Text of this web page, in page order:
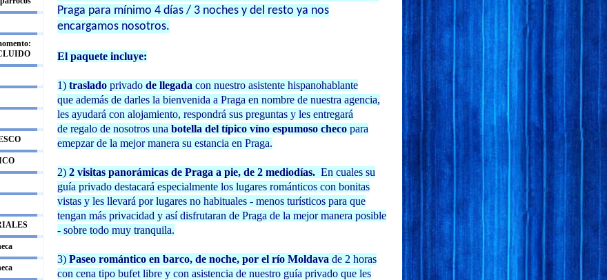
Praga para mínimo 4 días / 3 noches y del resto ya nos
encargamos nosotros.
El paquete incluye:
1) traslado privado de llegada con nuestro asistente hispanohablante
que además de darles la bienvenida a Praga en nombre de nuestra agencia,
les ayudará con alojamiento, respondrá sus preguntas y les entregará
de regalo de nosotros una botella del típico víno espumoso checo para
emepzar de la mejor manera su estancia en Praga.
2) 2 visitas panorámicas de Praga a pie, de 2 mediodías. En cuales su
guía privado destacará especialmente los lugares románticos con bonitas
vistas y les llevará por lugares no habituales - menos turísticos para que
tengan más privacidad y así disfrutaran de Praga de la mejor manera posible
- sobre todo muy tranquila.
3) Paseo romántico en barco, de noche, por el río Moldava de 2 horas
con cena tipo bufet libre y con asistencia de nuestro guía privado que les